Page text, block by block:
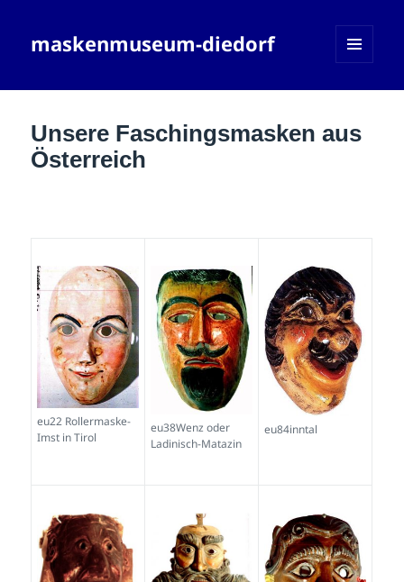
maskenmuseum-diedorf
Unsere Faschingsmasken aus
Österreich
eu22 Rollermaske-
Imst in Tirol
eu38Wenz oder
Ladinisch-Matazin
eu84inntal